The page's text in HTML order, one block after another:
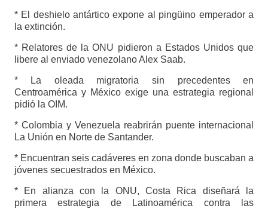
* El deshielo antártico expone al pingüino emperador a
la extinción.
* Relatores de la ONU pidieron a Estados Unidos que
libere al enviado venezolano Alex Saab.
* La oleada migratoria sin precedentes en
Centroamérica y México exige una estrategia regional
pidió la OIM.
* Colombia y Venezuela reabrirán puente internacional
La Unión en Norte de Santander.
* Encuentran seis cadáveres en zona donde buscaban a
jóvenes secuestrados en México.
* En alianza con la ONU, Costa Rica diseñará la
primera estrategia de Latinoamérica contra las